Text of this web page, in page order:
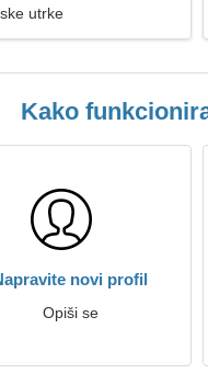
utrke
Kako
novi profil
Opiši se